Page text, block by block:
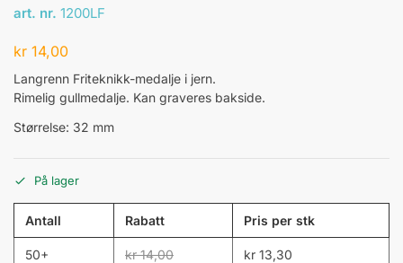
art. nr. 1200LF
kr 14,00
Langrenn Friteknikk-medalje i jern.
Rimelig gullmedalje. Kan graveres bakside.
Størrelse: 32 mm
På lager
Antall Rabatt Pris per stk
50+ kr14,00 kr 13,30